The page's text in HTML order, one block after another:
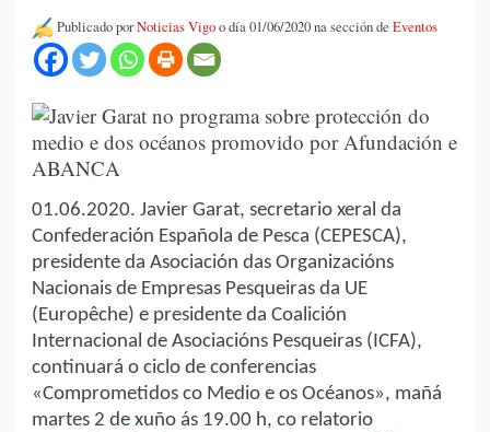
Publicado porNoticias Vigoo día 01/06/2020 na sección de Eventos
01.06.2020. Javier Garat, secretario xeral da
Confederación Española de Pesca (CEPESCA),
presidente da Asociación das Organizacións
Nacionais de Empresas Pesqueiras da UE
(Europêche) e presidente da Coalición
Internacional de Asociacións Pesqueiras (ICFA),
continuará o ciclo de conferencias
«Comprometidos co Medio e os Océanos», mañá
martes 2 de xuño ás 19.00 h, co relatorio